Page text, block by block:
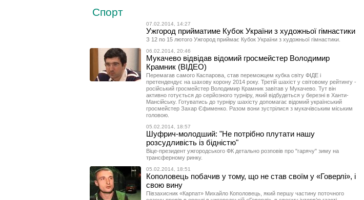
Спорт
07.02.2014, 14:27
Ужгород прийматиме Кубок України з художньої гімнастики
З 12 по 15 лютого Ужгород приймає Кубок України з художньої гімнастики.
06.02.2014, 20:46
Мукачево відвідав відомий гросмейстер Володимир
Крамник (ВІДЕО)
Перемагав самого Каспарова, став переможцем кубка світу ФІДЕ і
претендендує на шахову корону 2014 року. Третій шахіст у світовому рейтингу -
російський гросмейстер Володимир Крамник завітав у Мукачево. Тут він
активно готується до серйозного турніру, який відбудеться у березні в Ханти-
Мансійську. Готуватись до турніру шахісту допомагає відомий український
гросмейстер Захар Єфименко. Разом вони зустрілися з мукачівським міським
головою.
05.02.2014, 18:57
Шуфрич-молодший: "Не потрібно плутати нашу
розсудливість із бідністю"
Віце-президент ужгородського ФК детально розповів про "гарячу" зиму на
трансферному ринку.
05.02.2014, 18:51
Кополовець побачив у тому, що не став своїм у «Говерлі», і
свою вину
Півзахисник «Карпат» Михайло Кополовець, який першу частину поточного